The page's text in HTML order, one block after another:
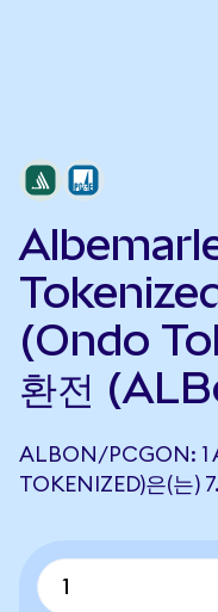
(Ondo
환전
ALBON/PCGON: 1
TOKENIZED)은(는)